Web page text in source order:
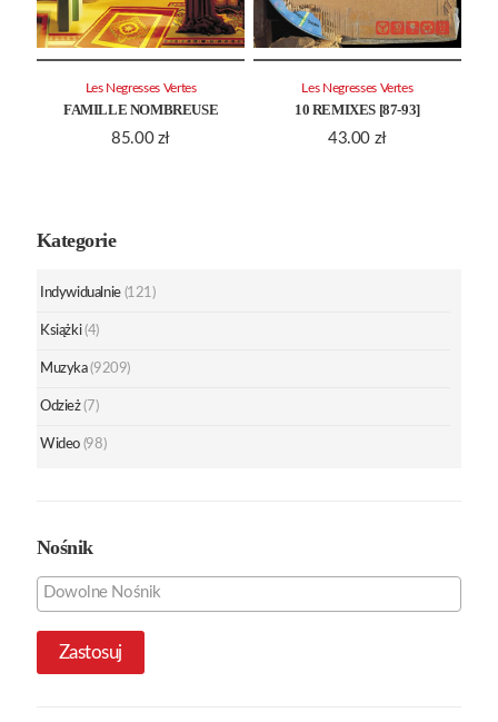
FAMILLE NOMBREUSE
85.00 zł
Les Negresses Vertes
10 REMIXES [87-93]
43.00 zł
Les Negresses Vertes
Kategorie
Indywidualnie (121)
Książki (4)
Muzyka (9209)
Odzież (7)
Wideo (98)
Nośnik
Zastosuj